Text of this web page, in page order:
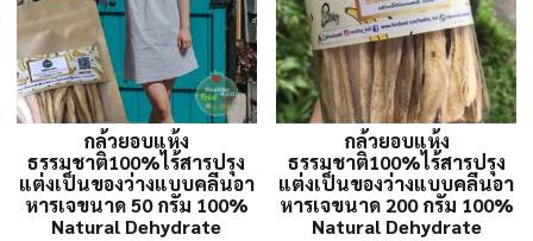
กล้วยอบแห้ง
ธรรมชาติ100%ไร้สารปรุง
แต่งเป็นของว่างแบบคลีนอา
หารเจขนาด 50 กรัม 100%
Natural Dehydrate
กล้วยอบแห้ง
ธรรมชาติ100%ไร้สารปรุง
แต่งเป็นของว่างแบบคลีนอา
หารเจขนาด 200 กรัม 100%
Natural Dehydrate